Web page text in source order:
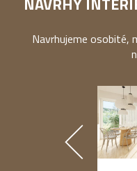
Navrhujeme osobité,